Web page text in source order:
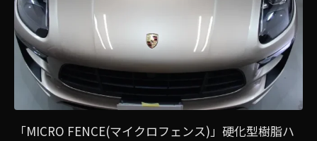
「MICRO FENCE(マイクロフェンス)」硬化型樹脂ハ